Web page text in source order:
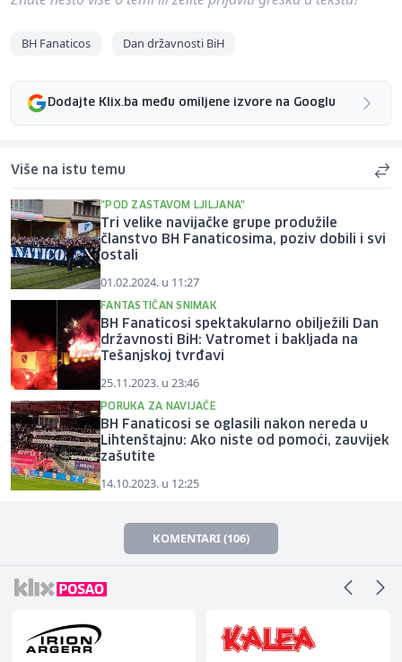
BH Fanaticos Dan državnosti BiH
Dodajte Klix.ba među omiljene izvore na Googlu
Više na istu temu
"POD ZASTAVOM LJILJANA"
Tri velike navijačke grupe produžile
članstvo BH Fanaticosima, poziv dobili i svi
ostali
01.02.2024. u 11:27
FANTASTIČAN SNIMAK
BH Fanaticosi spektakularno obilježili Dan
državnosti BiH: Vatromet i bakljada na
Tešanjskoj tvrđavi
25.11.2023. u 23:46
PORUKA ZA NAVIJAČE
BH Fanaticosi se oglasili nakon nereda u
Lihtenštajnu: Ako niste od pomoći, zauvijek
zašutite
14.10.2023. u 12:25
KOMENTARI (106)